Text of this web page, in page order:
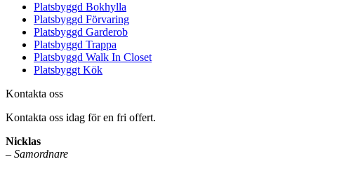
Platsbyggd Bokhylla
Platsbyggd Förvaring
Platsbyggd Garderob
Platsbyggd Trappa
Platsbyggd Walk In Closet
Platsbyggt Kök
Kontakta oss
Kontakta oss idag för en fri offert.
Nicklas
– Samordnare